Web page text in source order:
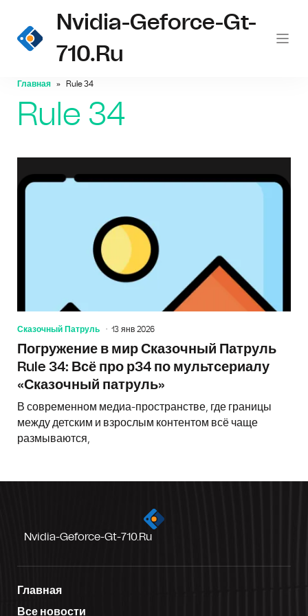
Nvidia-Geforce-Gt-
710.ru
Главная Rule 34
Rule 34
Сказочный Патруль 13 янв 2026
Погружение в мир Сказочный Патруль
Rule 34: Всё про р34 по мультсериалу
«Сказочный патруль»
В современном медиа-пространстве, где границы
между детским и взрослым контентом всё чаще
размываются,
Nvidia-Geforce-Gt-710.ru
Главная
Все новости